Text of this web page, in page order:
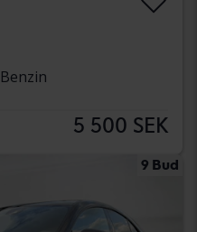
Benzin
5 500 SEK
9 Bud